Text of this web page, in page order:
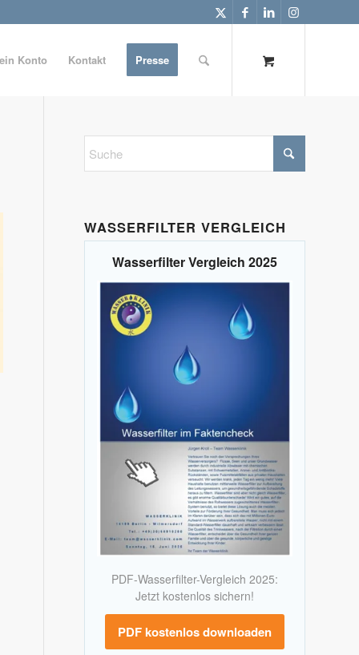
Konto Kontakt Presse
WASSERFILTER VERGLEICH
Wasserfilter Vergleich 2025
PDF-Wasserfilter-Vergleich 2025:
Jetzt kostenlos sichern!
PDF kostenlos downloaden